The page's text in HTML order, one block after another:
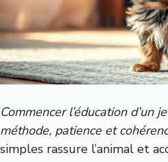
Commencer l’éducation d’un
méthode, patience et
simples rassure l’animal et